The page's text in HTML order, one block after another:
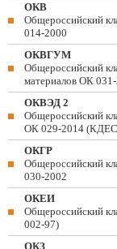
ОКВ
Общероссийский
014-2000
ОКВГУМ
Общероссийский
материалов ОК
ОКВЭД 2
Общероссийский
ОК 029-2014
ОКГР
Общероссийский
030-2002
ОКЕИ
Общероссийский
002-97)
ОКЗ